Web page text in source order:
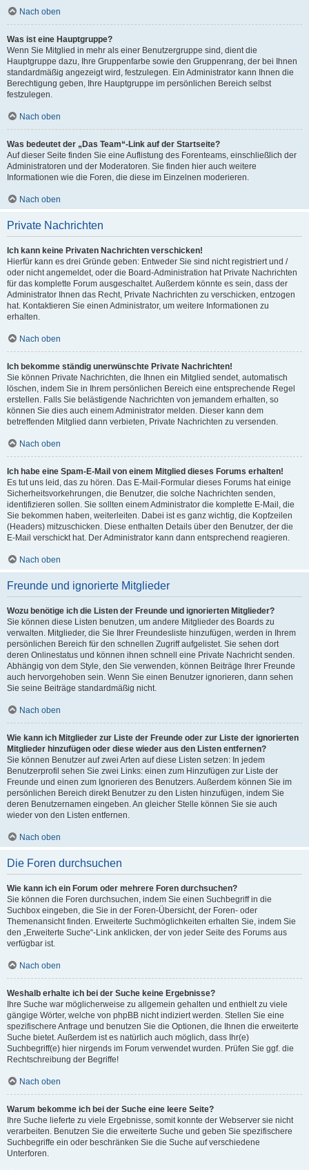
Nach oben
Was ist eine Hauptgruppe?
Wenn Sie Mitglied in mehr als einer Benutzergruppe sind, dient die
Hauptgruppe dazu, Ihre Gruppenfarbe sowie den Gruppenrang, der bei Ihnen
standardmäßig angezeigt wird, festzulegen. Ein Administrator kann Ihnen die
Berechtigung geben, Ihre Hauptgruppe im persönlichen Bereich selbst
festzulegen.
Nach oben
Was bedeutet der „Das Team“-Link auf der Startseite?
Auf dieser Seite finden Sie eine Auflistung des Forenteams, einschließlich der
Administratoren und der Moderatoren. Sie finden hier auch weitere
Informationen wie die Foren, die diese im Einzelnen moderieren.
Nach oben
Private Nachrichten
Ich kann keine Privaten Nachrichten verschicken!
Hierfür kann es drei Gründe geben: Entweder Sie sind nicht registriert und /
oder nicht angemeldet, oder die Board-Administration hat Private Nachrichten
für das komplette Forum ausgeschaltet. Außerdem könnte es sein, dass der
Administrator Ihnen das Recht, Private Nachrichten zu verschicken, entzogen
hat. Kontaktieren Sie einen Administrator, um weitere Informationen zu
erhalten.
Nach oben
Ich bekomme ständig unerwünschte Private Nachrichten!
Sie können Private Nachrichten, die Ihnen ein Mitglied sendet, automatisch
löschen, indem Sie in Ihrem persönlichen Bereich eine entsprechende Regel
erstellen. Falls Sie belästigende Nachrichten von jemandem erhalten, so
können Sie dies auch einem Administrator melden. Dieser kann dem
betreffenden Mitglied dann verbieten, Private Nachrichten zu versenden.
Nach oben
Ich habe eine Spam-E-Mail von einem Mitglied dieses Forums erhalten!
Es tut uns leid, das zu hören. Das E-Mail-Formular dieses Forums hat einige
Sicherheitsvorkehrungen, die Benutzer, die solche Nachrichten senden,
identifizieren sollen. Sie sollten einem Administrator die komplette E-Mail, die
Sie bekommen haben, weiterleiten. Dabei ist es ganz wichtig, die Kopfzeilen
(Headers) mitzuschicken. Diese enthalten Details über den Benutzer, der die
E-Mail verschickt hat. Der Administrator kann dann entsprechend reagieren.
Nach oben
Freunde und ignorierte Mitglieder
Wozu benötige ich die Listen der Freunde und ignorierten Mitglieder?
Sie können diese Listen benutzen, um andere Mitglieder des Boards zu
verwalten. Mitglieder, die Sie Ihrer Freundesliste hinzufügen, werden in Ihrem
persönlichen Bereich für den schnellen Zugriff aufgelistet. Sie sehen dort
deren Onlinestatus und können ihnen schnell eine Private Nachricht senden.
Abhängig von dem Style, den Sie verwenden, können Beiträge Ihrer Freunde
auch hervorgehoben sein. Wenn Sie einen Benutzer ignorieren, dann sehen
Sie seine Beiträge standardmäßig nicht.
Nach oben
Wie kann ich Mitglieder zur Liste der Freunde oder zur Liste der ignorierten
Mitglieder hinzufügen oder diese wieder aus den Listen entfernen?
Sie können Benutzer auf zwei Arten auf diese Listen setzen: In jedem
Benutzerprofil sehen Sie zwei Links: einen zum Hinzufügen zur Liste der
Freunde und einen zum Ignorieren des Benutzers. Außerdem können Sie im
persönlichen Bereich direkt Benutzer zu den Listen hinzufügen, indem Sie
deren Benutzernamen eingeben. An gleicher Stelle können Sie sie auch
wieder von den Listen entfernen.
Nach oben
Die Foren durchsuchen
Wie kann ich ein Forum oder mehrere Foren durchsuchen?
Sie können die Foren durchsuchen, indem Sie einen Suchbegriff in die
Suchbox eingeben, die Sie in der Foren-Übersicht, der Foren- oder
Themenansicht finden. Erweiterte Suchmöglichkeiten erhalten Sie, indem Sie
den „Erweiterte Suche“-Link anklicken, der von jeder Seite des Forums aus
verfügbar ist.
Nach oben
Weshalb erhalte ich bei der Suche keine Ergebnisse?
Ihre Suche war möglicherweise zu allgemein gehalten und enthielt zu viele
gängige Wörter, welche von phpBB nicht indiziert werden. Stellen Sie eine
spezifischere Anfrage und benutzen Sie die Optionen, die Ihnen die erweiterte
Suche bietet. Außerdem ist es natürlich auch möglich, dass Ihr(e)
Suchbegriff(e) hier nirgends im Forum verwendet wurden. Prüfen Sie ggf. die
Rechtschreibung der Begriffe!
Nach oben
Warum bekomme ich bei der Suche eine leere Seite?
Ihre Suche lieferte zu viele Ergebnisse, somit konnte der Webserver sie nicht
verarbeiten. Benutzen Sie die erweiterte Suche und geben Sie spezifischere
Suchbegriffe ein oder beschränken Sie die Suche auf verschiedene
Unterforen.